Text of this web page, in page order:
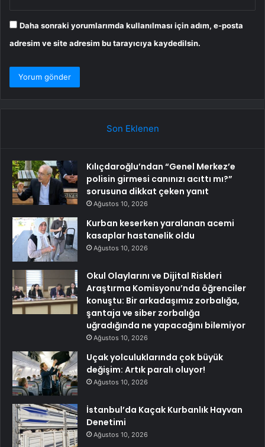
Daha sonraki yorumlarımda kullanılması için adım, e-posta
adresim ve site adresim bu tarayıcıya kaydedilsin.
Son Eklenen
Kılıçdaroğlu’ndan “Genel Merkez’e
polisin girmesi canınızı acıttı mı?”
sorusuna dikkat çeken yanıt
Ağustos 10, 2026
Kurban keserken yaralanan acemi
kasaplar hastanelik oldu
Ağustos 10, 2026
Okul Olaylarını ve Dijital Riskleri
Araştırma Komisyonu’nda öğrenciler
konuştu: Bir arkadaşımız zorbalığa,
şantaja ve siber zorbalığa
uğradığında ne yapacağını bilemiyor
Ağustos 10, 2026
Uçak yolculuklarında çok büyük
değişim: Artık paralı oluyor!
Ağustos 10, 2026
İstanbul’da Kaçak Kurbanlık Hayvan
Denetimi
Ağustos 10, 2026